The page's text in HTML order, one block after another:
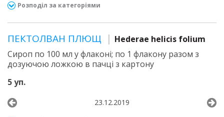
Розподіл за категоріями
ПЕКТОЛВАН ПЛЮЩ
Hederae helicis folium
Сироп по 100 мл у флаконі; по 1 флакону разом з
дозуючою ложкою в пачці з картону
5 уп.
23.12.2019